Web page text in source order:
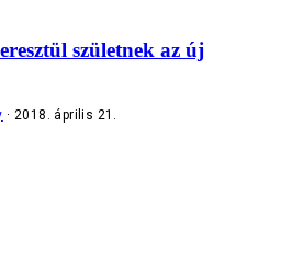
születnek az új
2018. április 21.